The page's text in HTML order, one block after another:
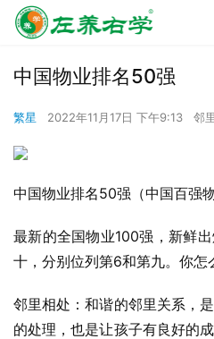
中国物业排名50强
繁星 2022年11月17日 下午9:13 邻
中国物业排名50强（中国百强物
最新的全国物业100强，新鲜
十，分别位列第6和第九。你怎
邻里相处：和谐的邻里关系，
的处理，也是让孩子有良好的